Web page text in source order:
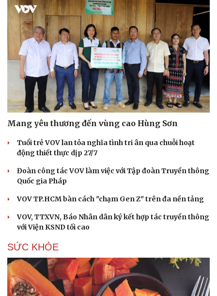
Mang yêu thương đến vùng cao Hùng Sơn
Tuổi trẻ VOV lan tỏa nghĩa tình tri ân qua chuỗi hoạt
động thiết thực dịp 27/7
Đoàn công tác VOV làm việc với Tập đoàn Truyền thông
Quốc gia Pháp
VOV TP.HCM bàn cách "chạm Gen Z" trên đa nền tảng
VOV, TTXVN, Báo Nhân dân ký kết hợp tác truyền thông
với Viện KSND tối cao
SỨC KHỎE